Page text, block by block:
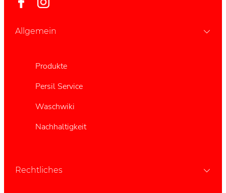
Allgemein
Produkte
Persil Service
Waschwiki
Nachhaltigkeit
Rechtliches